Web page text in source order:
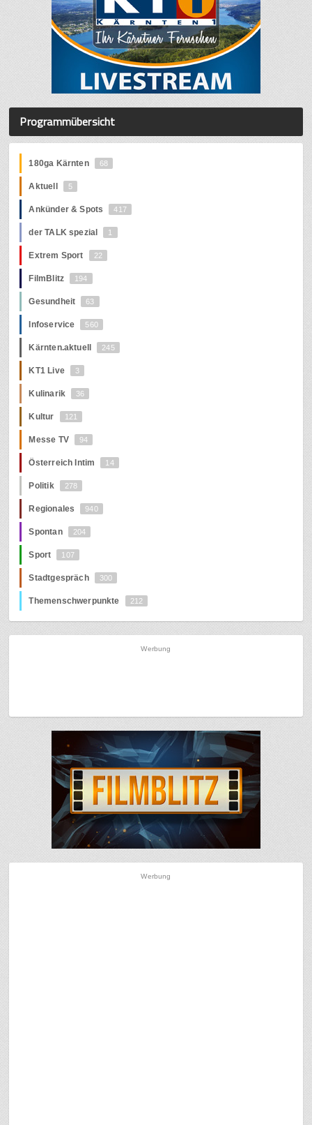
Programmübersicht
180ga Kärnten 68
Aktuell 5
Ankünder & Spots 417
der TALK spezial 1
Extrem Sport 22
FilmBlitz 194
Gesundheit 63
Infoservice 560
Kärnten.aktuell 245
KT1 Live 3
Kulinarik 36
Kultur 121
Messe TV 94
Österreich Intim 14
Politik 278
Regionales 940
Spontan 204
Sport 107
Stadtgespräch 300
Themenschwerpunkte 212
Werbung
Werbung